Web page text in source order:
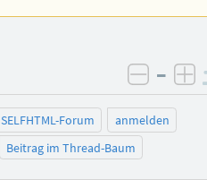
–
SELFHTML-Forum
anmelden
Beitrag im Thread-Baum